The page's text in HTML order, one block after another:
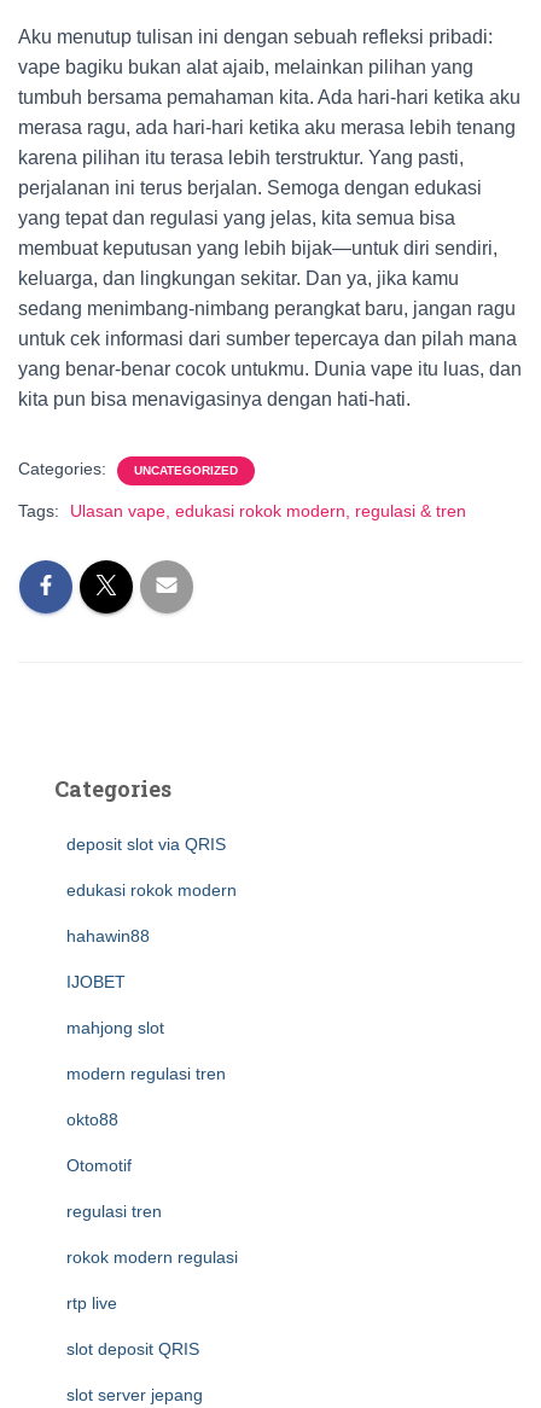
Aku menutup tulisan ini dengan sebuah refleksi pribadi:
vape bagiku bukan alat ajaib, melainkan pilihan yang
tumbuh bersama pemahaman kita. Ada hari-hari ketika aku
merasa ragu, ada hari-hari ketika aku merasa lebih tenang
karena pilihan itu terasa lebih terstruktur. Yang pasti,
perjalanan ini terus berjalan. Semoga dengan edukasi
yang tepat dan regulasi yang jelas, kita semua bisa
membuat keputusan yang lebih bijak—untuk diri sendiri,
keluarga, dan lingkungan sekitar. Dan ya, jika kamu
sedang menimbang-nimbang perangkat baru, jangan ragu
untuk cek informasi dari sumber tepercaya dan pilah mana
yang benar-benar cocok untukmu. Dunia vape itu luas, dan
kita pun bisa menavigasinya dengan hati-hati.
Categories: UNCATEGORIZED
Tags: Ulasan vape, edukasi rokok modern, regulasi & tren
Categories
deposit slot via QRIS
edukasi rokok modern
hahawin88
IJOBET
mahjong slot
modern regulasi tren
okto88
Otomotif
regulasi tren
rokok modern regulasi
rtp live
slot deposit QRIS
slot server jepang